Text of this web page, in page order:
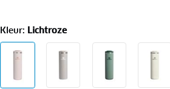
Kleur: Lichtroze